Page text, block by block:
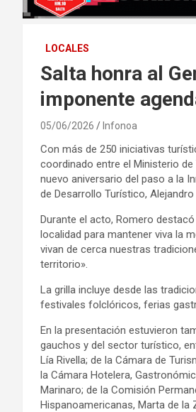
LOCALES
Salta honra al
imponente
05/06/2026 Infonoa
Con más de 250 iniciativas
coordinado entre el Ministerio
nuevo aniversario del paso a la
de Desarrollo Turístico, Alejandro
Durante el acto, Romero
localidad para mantener viva la
vivan de cerca nuestras
territorio».
La grilla incluye desde las
festivales folclóricos, ferias
En la presentación estuvieron
gauchos y del sector turístico,
Lía Rivella; de la Cámara de
la Cámara Hotelera,
Marinaro; de la Comisión
Hispanoamericanas, Marta de la